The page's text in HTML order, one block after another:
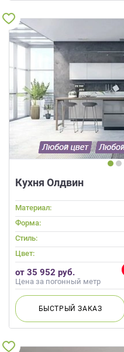
Кухня Олдвин
Материал:
Форма:
Стиль:
Цвет:
от 35 952 руб.
Цена за погонный метр
БЫСТРЫЙЗАКАЗ